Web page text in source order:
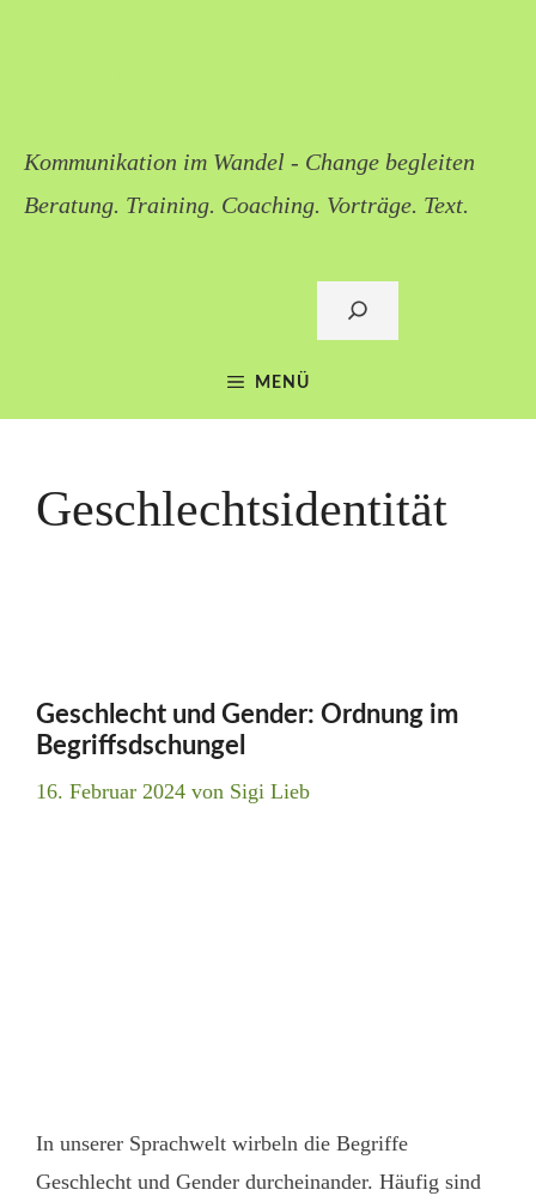
Kommunikation im Wandel - Change begleiten
Beratung. Training. Coaching. Vorträge. Text.
Suchen
MENÜ
Geschlechtsidentität
Geschlecht und Gender: Ordnung im
Begriffsdschungel
16. Februar 2024 von Sigi Lieb
In unserer Sprachwelt wirbeln die Begriffe
Geschlecht und Gender durcheinander. Häufig sind